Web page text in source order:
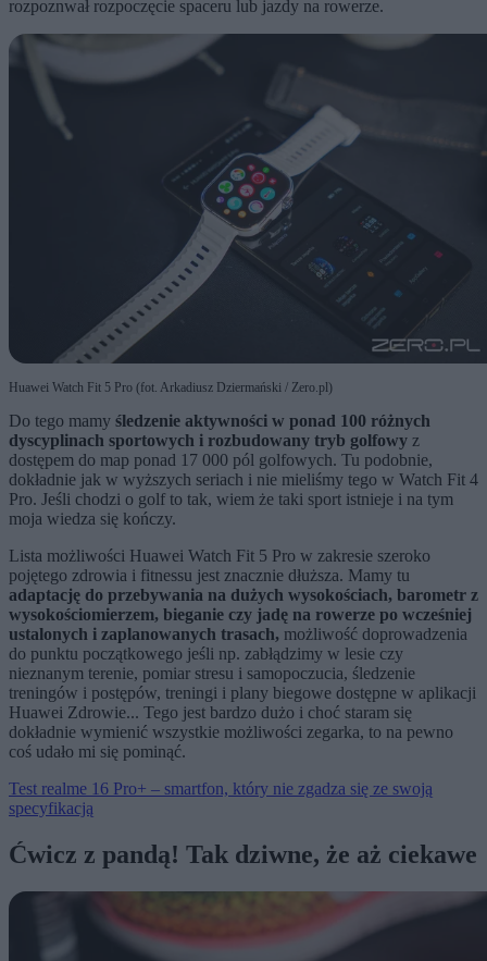
rozpoznwał rozpoczęcie spaceru lub jazdy na rowerze.
Huawei Watch Fit 5 Pro (fot. Arkadiusz Dziermański / Zero.pl)
Do tego mamy śledzenie aktywności w ponad 100 różnych
dyscyplinach sportowych i rozbudowany tryb golfowy z
dostępem do map ponad 17 000 pól golfowych. Tu podobnie,
dokładnie jak w wyższych seriach i nie mieliśmy tego w Watch Fit 4
Pro. Jeśli chodzi o golf to tak, wiem że taki sport istnieje i na tym
moja wiedza się kończy.
Lista możliwości Huawei Watch Fit 5 Pro w zakresie szeroko
pojętego zdrowia i fitnessu jest znacznie dłuższa. Mamy tu
adaptację do przebywania na dużych wysokościach, barometr z
wysokościomierzem, bieganie czy jadę na rowerze po wcześniej
ustalonych i zaplanowanych trasach, możliwość doprowadzenia
do punktu początkowego jeśli np. zabłądzimy w lesie czy
nieznanym terenie, pomiar stresu i samopoczucia, śledzenie
treningów i postępów, treningi i plany biegowe dostępne w aplikacji
Huawei Zdrowie... Tego jest bardzo dużo i choć staram się
dokładnie wymienić wszystkie możliwości zegarka, to na pewno
coś udało mi się pominąć.
Test realme 16 Pro+ – smartfon, który nie zgadza się ze swoją
specyfikacją
Ćwicz z pandą! Tak dziwne, że aż ciekawe